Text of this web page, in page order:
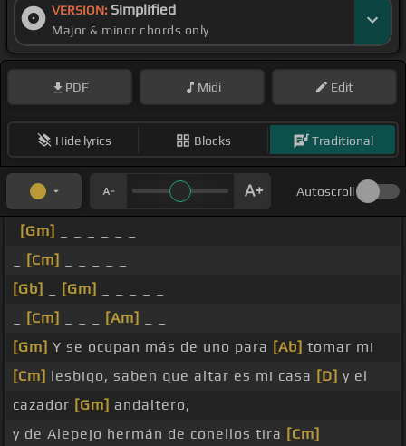
VERSION: Simplified
Major & minor chords only
PDF Midi Edit
Hide lyrics Blocks Traditional
Autoscroll
[Gm]
[Cm]
[Gb]
[Gm]
[Cm] [Am]
[Gm] Y se ocupan más de uno para [Ab] tomar mi
[Cm] lesbigo, saben que altar es mi casa [D] y el
cazador [Gm] andaltero,
y de Alepejo hermán de conellos tira [Cm]